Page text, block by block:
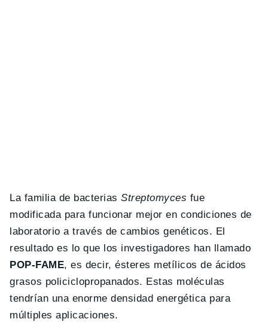
La familia de bacteriasStreptomyces fue
modificada para funcionar mejor en condiciones de
laboratorio a través de cambios genéticos. El
resultado es lo que los investigadores han llamado
POP-FAME, es decir, ésteres metílicos de ácidos
grasos policiclopropanados. Estas moléculas
tendrían una enorme densidad energética para
múltiples aplicaciones.